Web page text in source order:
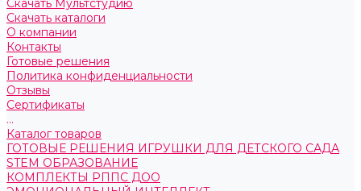
Скачать Мультстудию
Скачать каталоги
О компании
Контакты
Готовые решения
Политика конфиденциальности
Отзывы
Сертификаты
...
Каталог товаров
ГОТОВЫЕ РЕШЕНИЯ ИГРУШКИ ДЛЯ ДЕТСКОГО САДА
STEM ОБРАЗОВАНИЕ
КОМПЛЕКТЫ РППС ДОО